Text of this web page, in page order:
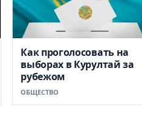
Как проголосовать на
выборах в Курултай за
рубежом
ОБЩЕСТВО